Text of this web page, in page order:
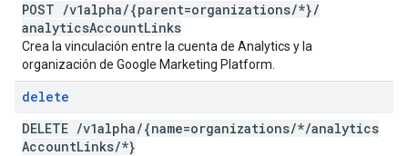
POST /v1alpha/{parent=organizations/*}/
analyticsAccountLinks
Crea la vinculación entre la cuenta de Analytics y la
organización de Google Marketing Platform.
delete
DELETE /v1alpha/{name=organizations/*/analytics
AccountLinks/*}